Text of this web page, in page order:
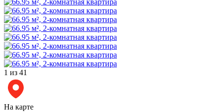
1 из 41
На карте